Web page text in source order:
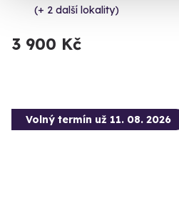
(+ 2 další lokality)
3 900 Kč
Volný termín už 11. 08. 2026